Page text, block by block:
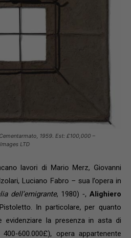
1959. Est: £100,000 –
LTD
lavori di Mario Merz, Giovanni
Luciano Fabro – sua l’opera in
dell’emigrante, 1980) -, Alighiero
In particolare, per quanto
evidenziare la presenza in asta di
600.000£), opera appartenente